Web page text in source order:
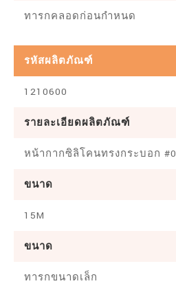
ทารกคลอดก่อนกำหนด
รหัสผลิตภัณฑ์
1210600
รายละเอียดผลิตภัณฑ์
หน้ากากซิลิโคนทรงกระบอก #0
ขนาด
15M
ขนาด
ทารกขนาดเล็ก